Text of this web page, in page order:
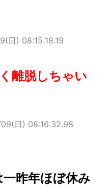
日) 08:15:18.19
離脱しちゃい
日) 08:16:32.98
昨年ほぼ休み